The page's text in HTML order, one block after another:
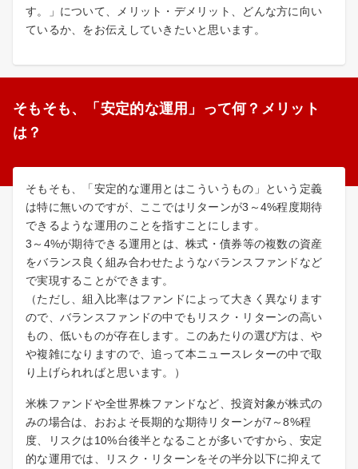
す。」について、メリット・デメリット、どんな方に向い
ているか、をお伝えしていきたいと思います。
そもそも、「安定的な運用」って何？メリット
は？
そもそも、「安定的な運用とはこういうもの」という定義
は特に無いのですが、ここではリターンが3～4%程度期待
できるような運用のことを指すことにします。
3～4%が期待できる運用とは、株式・債券等の複数の資産
をバランス良く組み合わせたようなバランスファンドなど
で実現することができます。
（ただし、組入比率はファンドによって大きく異なります
ので、バランスファンドの中でもリスク・リターンの高い
もの、低いものが存在します。このあたりの選び方は、や
や複雑になりますので、追って本ニュースレターの中で取
り上げられればと思います。）
米株ファンドや全世界株ファンドなど、投資対象が株式の
みの場合は、おおよそ長期的な期待リターンが7～8%程
度、リスクは10%台後半となることが多いですから、安定
的な運用では、リスク・リターンをその半分以下に抑えて